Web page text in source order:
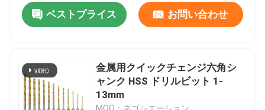
ベストプライス お問い合わせ
金属用クイックチェンジ六角シ
ャンク HSS ドリルビット 1-
13mm
MOQ：ネゴシエーション